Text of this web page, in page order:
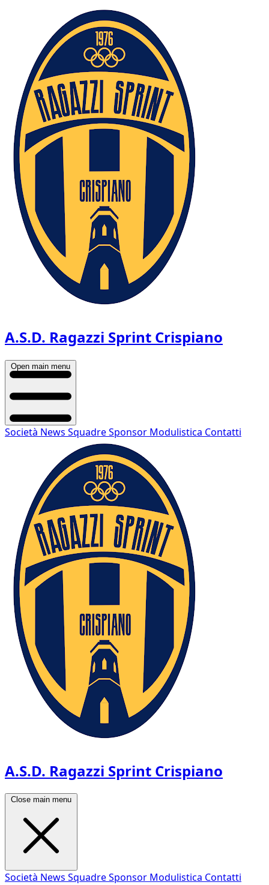
A.S.D. Ragazzi Sprint Crispiano
Open main menu
Società News SquadreSponsor Modulistica Contatti
A.S.D. Ragazzi Sprint Crispiano
Close main menu
Società News SquadreSponsor Modulistica Contatti